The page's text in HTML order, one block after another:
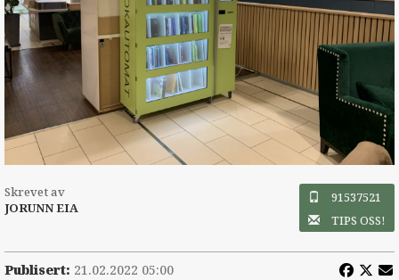
Skrevet av
JORUNN EIA
91537521
TIPS OSS!
Publisert: 21.02.2022 05:00